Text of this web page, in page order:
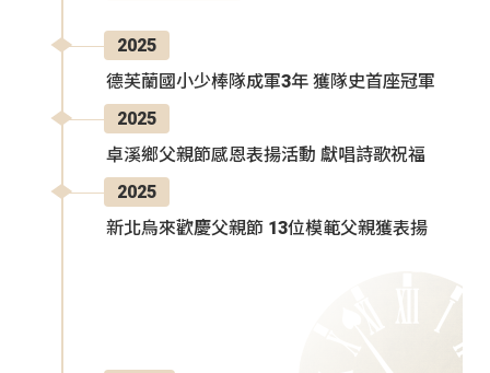
2025
德芙蘭國小少棒隊成軍3年 獲隊史首座冠軍
2025
卓溪鄉父親節感恩表揚活動 獻唱詩歌祝福
2025
新北烏來歡慶父親節 13位模範父親獲表揚